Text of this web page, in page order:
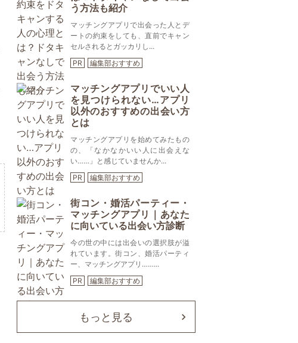
う方法も紹介
マッチングアプリで出会った人とデ
ートの約束をしても、直前でキャン
セルされるとガッカリし...
PR
編集部おすすめ
マッチングアプリでいい人
を見つけられない…アプリ
以外のおすすめの出会い方
とは
マッチングアプリを始めてみたもの
の、「なかなかいい人に出会えな
い……」と感じていませんか...
PR
編集部おすすめ
街コン・婚活パーティー・
マッチングアプリ｜あなた
に向いている出会い方診断
今の世の中には出会いの選択肢が溢
れています。街コン、婚活パーティ
ー、マッチングアプリ……...
PR
編集部おすすめ
もっと見る